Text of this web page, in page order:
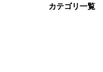
カテゴリ一覧